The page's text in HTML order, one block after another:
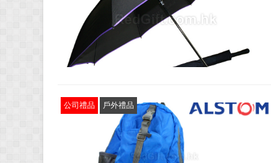
公司禮品 戶外禮品